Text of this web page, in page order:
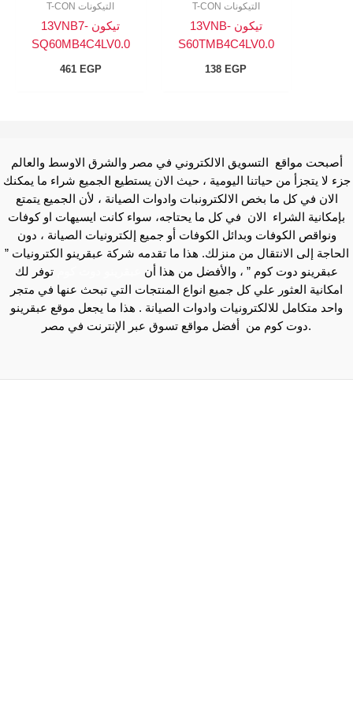
التيكونات T-CON
تيكون 13VNB-
S60TMB4C4LV0.0
138EGP
التيكونات T-CON
تيكون 13VNB7-
SQ60MB4C4LV0.0
461 EGP
أصبحت مواقع التسويق الالكتروني في مصر والشرق الاوسط والعالم
جزء لا يتجزأ من حياتنا اليومية ، حيث الان يستطيع الجميع شراء ما يمكنك
الان في كل ما بخص الالكترونبات وادوات الصيانة ، لأن الجميع يتمتع
بإمكانية الشراء الان في كل ما يحتاجه، سواء كانت ايسيهات او كوفات
ونواقص الكوفات وبدائل الكوفات أو جميع إلكترونيات الصيانة ، دون
الحاجة إلى الانتقال من منزلك. هذا ما تقدمه شركة عبقرينو الكترونيات ”
عبقرينو دوت كوم ” ، والأفضل من هذا أن
توفر لك
امكانية العثور علي كل جميع انواع المنتجات التي تبحث عنها في متجر
واحد متكامل للالكترونيات وادوات الصيانة . هذا ما يجعل موقع عبقرينو
دوت كوم من أفضل مواقع تسوق عبر الإنترنت في مصر.